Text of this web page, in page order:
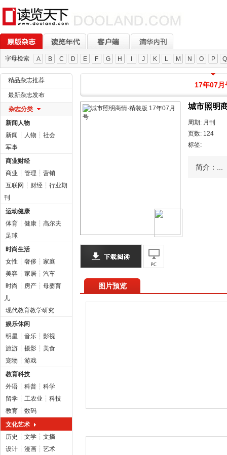
字母检索 A B C D E F G H J K L M N O P Q
精品杂志推荐
最新杂志发布
杂志分类
新闻人物
新闻 ┆ 人物 ┆ 社会
军事
商业财经
商业 ┆ 管理 ┆ 营销
互联网 ┆ 财经 ┆ 行业期
刊
运动健康
体育 ┆ 健康 ┆ 高尔夫
足球
时尚生活
女性 ┆ 奢侈 ┆ 家庭
美容 ┆ 家居 ┆ 汽车
时尚 ┆ 房产 ┆ 母婴育
儿
现代教育教学研究
娱乐休闲
明星 ┆ 音乐 ┆ 影视
旅游 ┆ 摄影 ┆ 美食
宠物 ┆ 游戏
教育科技
外语 ┆ 科普 ┆ 科学
留学 ┆ 工农业 ┆ 科技
教育 ┆ 数码
文化艺术
历史 ┆ 文学 ┆ 文摘
设计 ┆ 漫画 ┆ 艺术
17年07月
城市照明
周期: 月刊
页数: 124
标签:
简介：...
图片预览